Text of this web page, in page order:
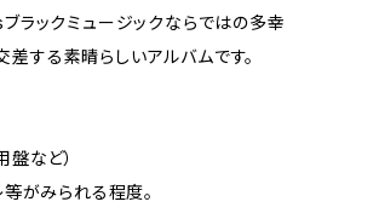
ラックミュージックならではの多幸
する素晴らしいアルバムです。
など）
がみられる程度。